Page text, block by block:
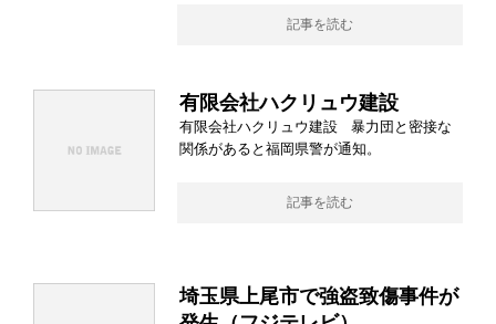
記事を読む
有限会社ハクリュウ建設
有限会社ハクリュウ建設 暴力団と密接な
関係があると福岡県警が通知。
記事を読む
埼玉県上尾市で強盗致傷事件が